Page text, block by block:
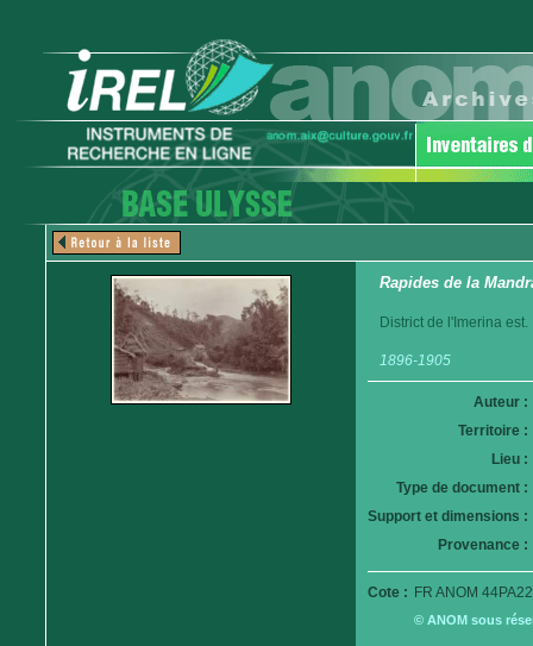
Rapides de la
District de l'Imerina est.
1896-1905
Auteur :
Territoire :
Lieu :
Type de document :
Support et dimensions :
Provenance :
Cote : FR ANOM
© ANOM sous